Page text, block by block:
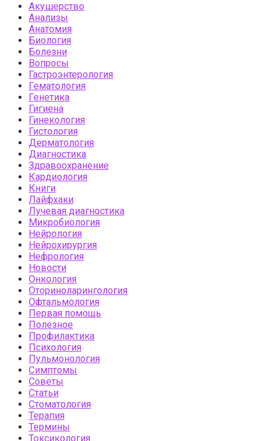
Акушерство
Анализы
Анатомия
Биология
Болезни
Вопросы
Гастроэнтерология
Гематология
Генетика
Гигиена
Гинекология
Гистология
Дерматология
Диагностика
Здравоохранение
Кардиология
Книги
Лайфхаки
Лучевая диагностика
Микробиология
Нейрология
Нейрохирургия
Нефрология
Новости
Онкология
Оториноларингология
Офтальмология
Первая помощь
Полезное
Профилактика
Психология
Пульмонология
Симптомы
Советы
Статьи
Стоматология
Терапия
Термины
Токсикология